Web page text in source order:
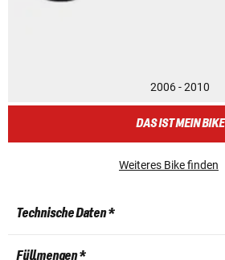
2006 - 2010
DAS IST MEIN BIKE
Weiteres Bike finden
Technische Daten *
Füllmengen *